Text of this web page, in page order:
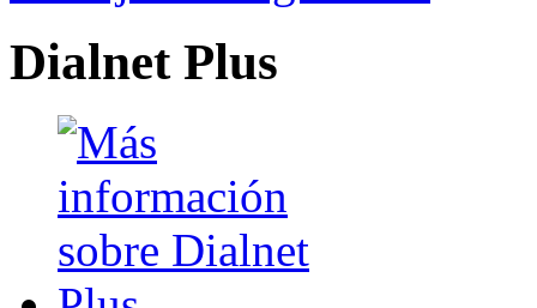
Dialnet Plus